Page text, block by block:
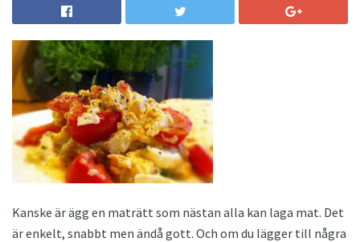
Kanske är ägg en maträtt som nästan alla kan laga mat. Det
är enkelt, snabbt men ändå gott. Och om du lägger till några